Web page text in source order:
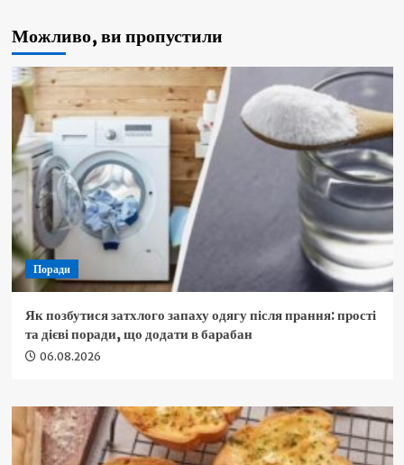
Можливо, ви пропустили
Поради
Як позбутися затхлого запаху одягу після прання: прості
та дієві поради, що додати в барабан
06.08.2026